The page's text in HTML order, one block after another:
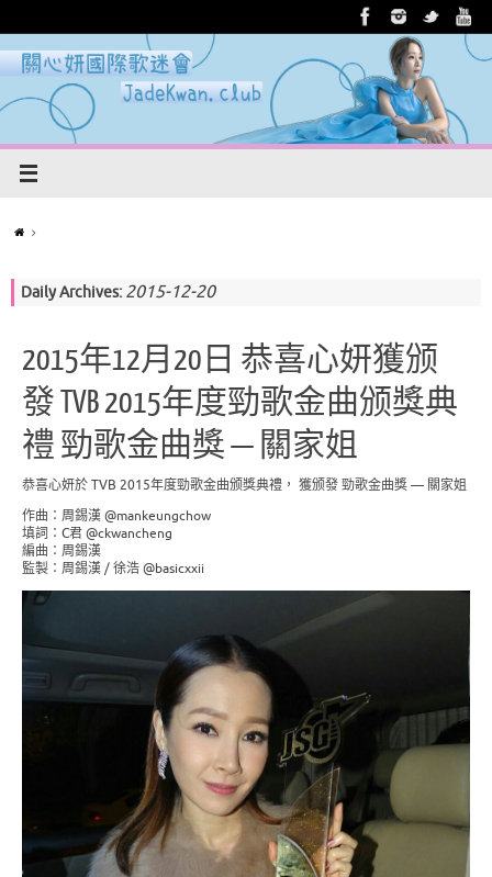
Daily Archives: 2015-12-20
2015年12月20日 恭喜心妍獲颁
發 TVB‬ ‪‎2015年度勁歌金曲颁獎典
禮‬ ‪‎勁歌金曲獎‬ — ‪關家姐‬
恭喜心妍於 ‪‎TVB‬ ‪‎2015年度勁歌金曲颁獎典禮‬， 獲颁發 ‪‎勁歌金曲獎‬ — ‪關家姐‬
作曲：周錫漢 @mankeungchow
填詞：C君 @ckwancheng
編曲：周錫漢
監製：周錫漢 / 徐浩 @basicxxii